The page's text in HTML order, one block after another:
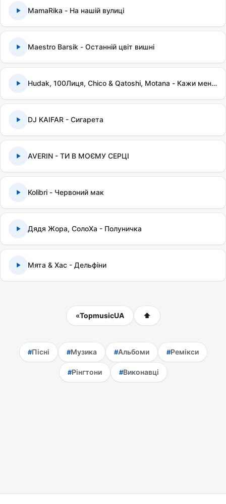
MamaRika - На нашій вулиці
Maestro Barsik - Останній цвіт вишні
Hudak, 100Лиця, Chico & Qatoshi, Motana - Кажи мені правду
DJ KAIFAR - Сигарета
AVERIN - ТИ В МОЄМУ СЕРЦІ
Kolibri - Червоний мак
Дядя Жора, СолоХа - Полуничка
Мята & Хас - Дельфіни
«TopmusicUA ⬆
Пісні Музика Альбоми Ремікси
Рінгтони Виконавці